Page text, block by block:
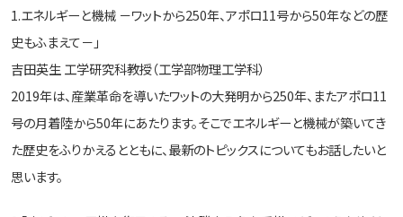
1.エネルギーと機械 －ワットから250年、アポロ11号から50年などの歴
史もふまえて－」
吉田英生 工学研究科教授（工学部物理工学科）
2019年は、産業革命を導いたワットの大発明から250年、またアポロ11
号の月着陸から50年にあたります。そこでエネルギーと機械が築いてき
た歴史をふりかえるとともに、最新のトピックスについてもお話したいと
思います。